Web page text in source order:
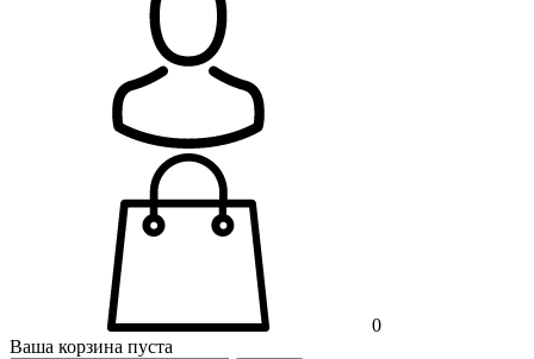
0
Ваша корзина пуста